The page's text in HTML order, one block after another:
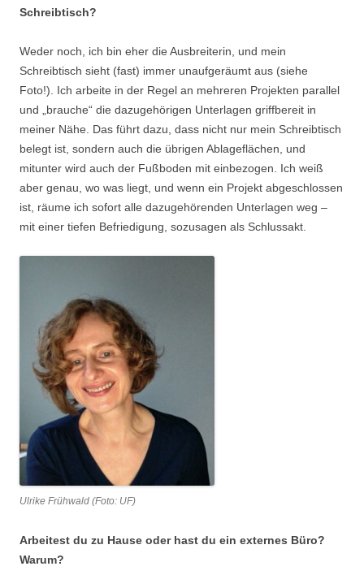
Schreibtisch?
Weder noch, ich bin eher die Ausbreiterin, und mein
Schreibtisch sieht (fast) immer unaufgeräumt aus (siehe
Foto!). Ich arbeite in der Regel an mehreren Projekten parallel
und „brauche“ die dazugehörigen Unterlagen griffbereit in
meiner Nähe. Das führt dazu, dass nicht nur mein Schreibtisch
belegt ist, sondern auch die übrigen Ablageflächen, und
mitunter wird auch der Fußboden mit einbezogen. Ich weiß
aber genau, wo was liegt, und wenn ein Projekt abgeschlossen
ist, räume ich sofort alle dazugehörenden Unterlagen weg –
mit einer tiefen Befriedigung, sozusagen als Schlussakt.
Ulrike Frühwald (Foto: UF)
Arbeitest du zu Hause oder hast du ein externes Büro?
Warum?